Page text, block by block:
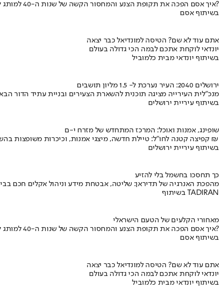
איך אסם הפכה את תקופת הצנע והמחסור הקשה של שנות ה-40 למותג לאומי?
בשיתוף אסם
אתם עוד לא שם? הטיסה למונדיאל כבר יצאה
יונדאי לוקחת אתכם לבמה הכי גדולה בעולם
בשיתוף יונדאי מבית כלמוביל
ירושלים 2040: העיר נערכת ל- 1.5 מליון תושבים
מנכ"לית העירייה מציגה תוכנית להשארת הצעירים ובניית עתיד הדור
בשיתוף עיריית ירושלים
שופינג, אמנות ואוכל: המרכז המתחדש של מזרח י-ם
קפיצה קטנה לחו"ל: טיילת חדשה, מיצגי אמנות, וכיכרות משופצות בהשקעה של 100 מיליון ₪
בשיתוף עיריית ירושלים
כך תחסכו בחשמל בלי להזיע
מהפכת האנרגיה של תדיראן: שליטה, אבטחת מידע וניהול אקלים חכם
בשיתוף TADIRAN
מאחורי הקלעים של הטעם הישראלי
איך אסם הפכה את תקופת הצנע והמחסור הקשה של שנות ה-40 למותג לאומי?
בשיתוף אסם
אתם עוד לא שם? הטיסה למונדיאל כבר יצאה
יונדאי לוקחת אתכם לבמה הכי גדולה בעולם
בשיתוף יונדאי מבית כלמוביל